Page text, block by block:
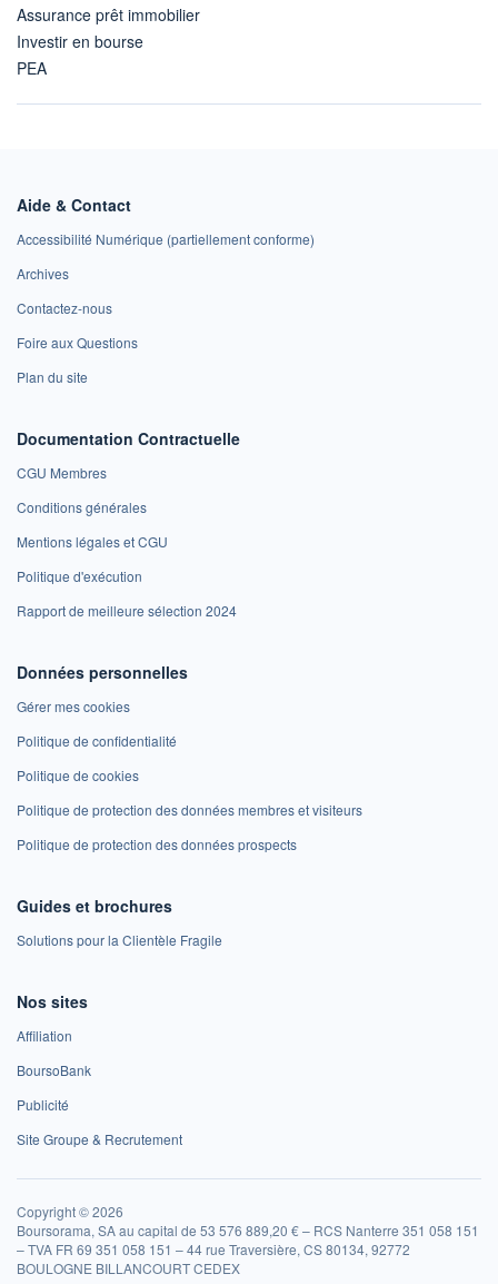
Assurance prêt immobilier
Investir en bourse
PEA
Aide & Contact
Accessibilité Numérique (partiellement conforme)
Archives
Contactez-nous
Foire aux Questions
Plan du site
Documentation Contractuelle
CGU Membres
Conditions générales
Mentions légales et CGU
Politique d'exécution
Rapport de meilleure sélection 2024
Données personnelles
Gérer mes cookies
Politique de confidentialité
Politique de cookies
Politique de protection des données membres et visiteurs
Politique de protection des données prospects
Guides et brochures
Solutions pour la Clientèle Fragile
Nos sites
Affiliation
BoursoBank
Publicité
Site Groupe & Recrutement
Copyright © 2026
Boursorama, SA au capital de 53 576 889,20 € – RCS Nanterre 351 058 151
– TVA FR 69 351 058 151 – 44 rue Traversière, CS 80134, 92772
BOULOGNE BILLANCOURT CEDEX